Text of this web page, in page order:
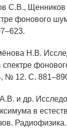
С.В.,
фонового
Н.В.
№ 12. С.
и др.
в